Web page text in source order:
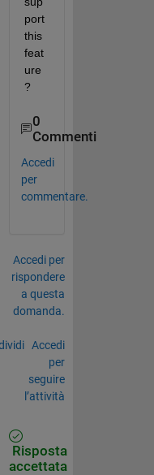
port
this
feat
ure
?
0
Commenti
Accedi
per
commentare.
Accedi per
rispondere
a questa
domanda.
Accedi
per
seguire
l’attività
Risposta
accettata